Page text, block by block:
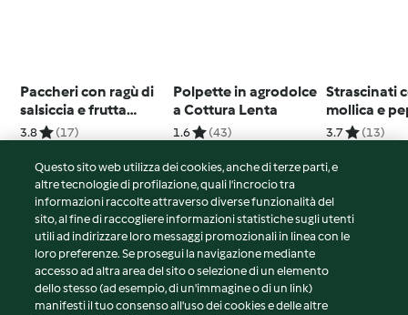
Paccheri con ragù di
salsiccia e frutta
secca
3.8 (17)
Polpette in agrodolce
a Cottura Lenta
1.6 (43)
Strascinati
mollica e
cruschi
3.7 (13)
© Copyright 2026
Termini del servizio
Informativa sulla privacy
Avvertenze generali
Questo sito web utilizza dei cookies, anche di terze parti, e
altre tecnologie di profilazione, quali l’incrocio tra
informazioni raccolte attraverso diverse funzionalità del
sito, al fine di raccogliere informazioni statistiche sugli utenti
utili ad indirizzare loro messaggi promozionali in linea con le
loro preferenze. Se prosegui la navigazione mediante
accesso ad altra area del sito o selezione di un elemento
dello stesso (ad esempio, di un'immagine o di un link)
manifesti il tuo consenso all'uso dei cookies e delle altre